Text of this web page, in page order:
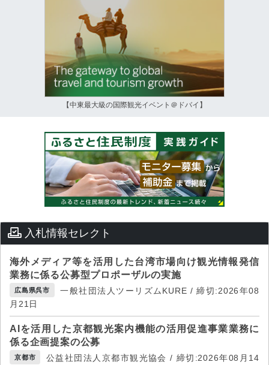
【中東最大級の国際観光イベント＠ドバイ】
入札情報セレクト
海外メディア等を活用した台湾市場向け観光情報発信
業務に係る公募型プロポーザルの実施
広島県呉市
一般社団法人ツーリズムKURE / 締切:2026年08
月21日
AIを活用した京都観光案内機能の活用促進事業業務に
係る企画提案の公募
京都市
公益社団法人京都市観光協会 / 締切:2026年08月14